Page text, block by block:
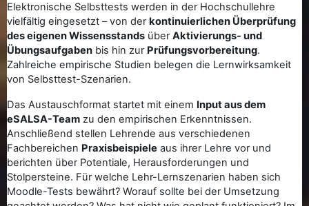
Elektronische Selbsttests werden in der Hochschullehre
vielfältig eingesetzt – von derkontinuierlichen Überprüfung
des eigenen Wissensstands überAktivierungs- und
Übungsaufgaben bis hin zur Prüfungsvorbereitung.
Zahlreiche empirische Studien belegen die Lernwirksamkeit
von Selbsttest-Szenarien.
Das Austauschformat startet mit einem Input aus dem
eSALSA-Team zu den empirischen Erkenntnissen.
Anschließend stellen Lehrende aus verschiedenen
Fachbereichen Praxisbeispiele aus ihrer Lehre vor und
berichten über Potentiale, Herausforderungen und
Stolpersteine. Für welche Lehr-Lernszenarien haben sich
Moodle-Tests bewährt? Worauf sollte bei der Umsetzung